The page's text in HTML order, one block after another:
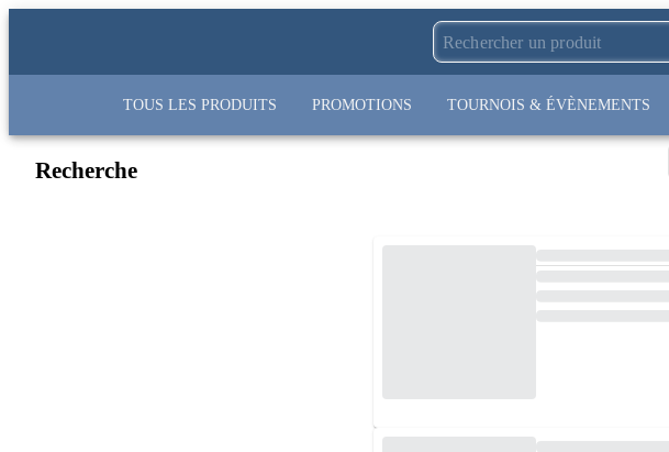
TOUS LES PRODUITS PROMOTIONS TOURNOIS & ÉVÈNEMENTS
Recherche